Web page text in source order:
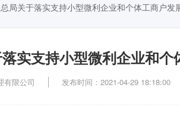
局关于落实支持小型微利企业和个体工商户发
实支持小型微利企业和
有限公司 发布时间：2021-04-29 18:18:00